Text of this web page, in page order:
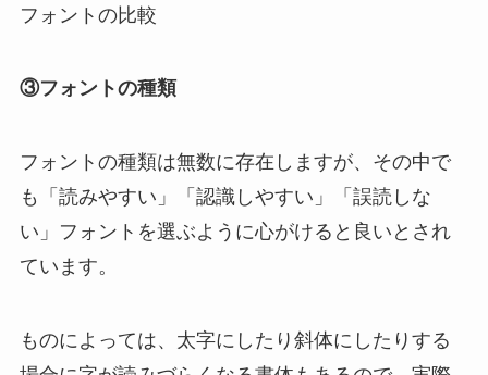
フォントの比較
③フォントの種類
フォントの種類は無数に存在しますが、その中で
も「読みやすい」「認識しやすい」「誤読しな
い」フォントを選ぶように心がけると良いとされ
ています。
ものによっては、太字にしたり斜体にしたりする